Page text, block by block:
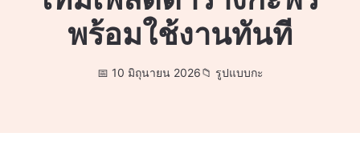
พร้อมใช้งานทันที
10 มิถุนายน 2026 รูปแบบกะ